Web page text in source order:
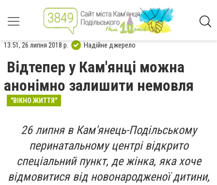
13:51, 26 липня 2018 р. Надійне джерело
Відтепер у Кам'янці можна
анонімно залишити немовля
"ВІКНО ЖИТТЯ"
26 липня в Кам'янець-Подільському
перинатальному центрі відкрито
спеціальний пункт, де жінка, яка хоче
відмовитися від новонародженої дитини,